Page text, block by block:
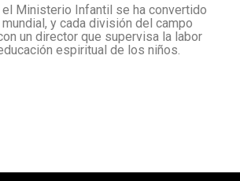
el Ministerio Infantil se ha convertido
y cada división del campo
un director que supervisa la labor
espiritual de los niños.